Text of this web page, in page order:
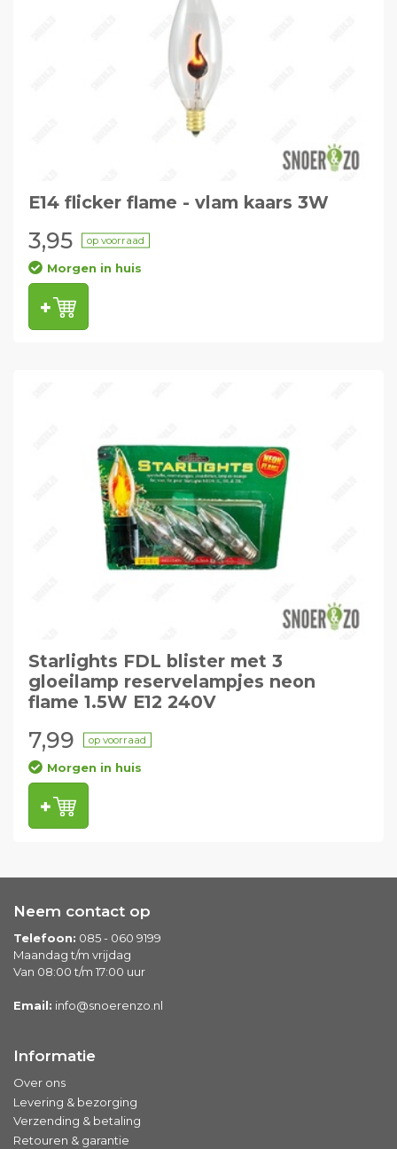
E14 flicker flame - vlam kaars 3W
3,95 op voorraad
Morgen in huis
Starlights FDL blister met 3
gloeilamp reservelampjes neon
flame 1.5W E12 240V
7,99 op voorraad
Morgen in huis
Neem contact op
Telefoon: 085 - 060 9199
Maandag t/m vrijdag
Van 08:00 t/m 17:00 uur
Email: info@snoerenzo.nl
Informatie
Over ons
Levering & bezorging
Verzending & betaling
Retouren & garantie